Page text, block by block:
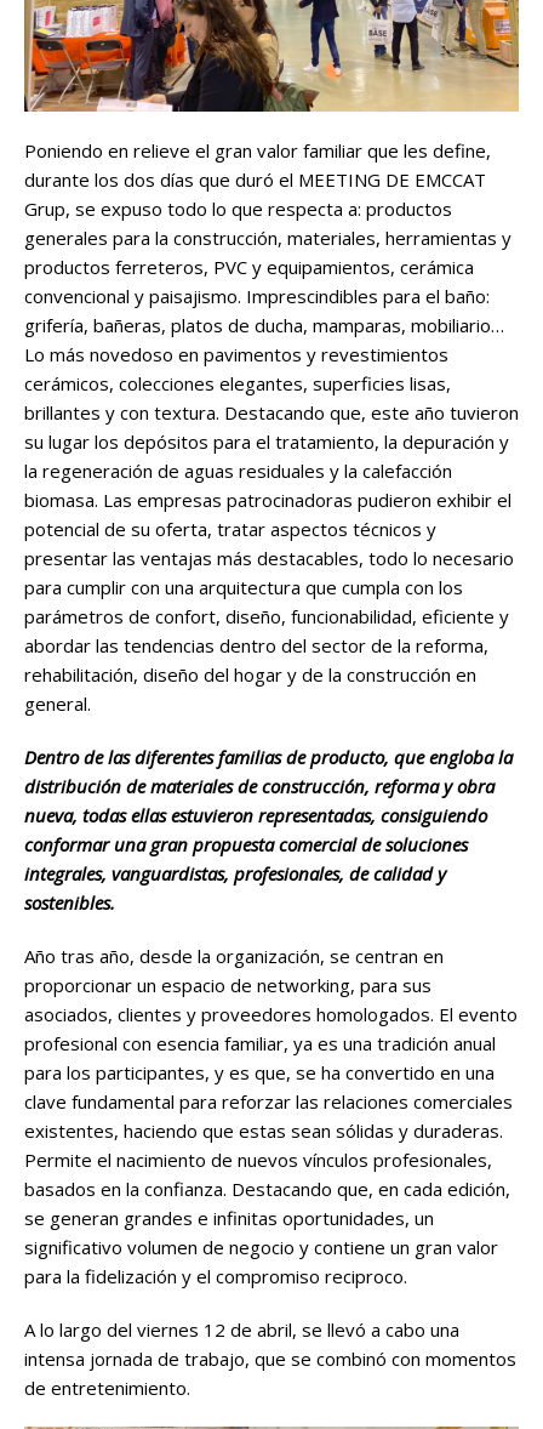
Poniendo en relieve el gran valor familiar que les define,
durante los dos días que duró el MEETING DE EMCCAT
Grup, se expuso todo lo que respecta a: productos
generales para la construcción, materiales, herramientas y
productos ferreteros, PVC y equipamientos, cerámica
convencional y paisajismo. Imprescindibles para el baño:
grifería, bañeras, platos de ducha, mamparas, mobiliario…
Lo más novedoso en pavimentos y revestimientos
cerámicos, colecciones elegantes, superficies lisas,
brillantes y con textura. Destacando que, este año tuvieron
su lugar los depósitos para el tratamiento, la depuración y
la regeneración de aguas residuales y la calefacción
biomasa. Las empresas patrocinadoras pudieron exhibir el
potencial de su oferta, tratar aspectos técnicos y
presentar las ventajas más destacables, todo lo necesario
para cumplir con una arquitectura que cumpla con los
parámetros de confort, diseño, funcionabilidad, eficiente y
abordar las tendencias dentro del sector de la reforma,
rehabilitación, diseño del hogar y de la construcción en
general.
Dentro de las diferentes familias de producto, que engloba la
distribución de materiales de construcción, reforma y obra
nueva, todas ellas estuvieron representadas, consiguiendo
conformar una gran propuesta comercial de soluciones
integrales, vanguardistas, profesionales, de calidad y
sostenibles.
Año tras año, desde la organización, se centran en
proporcionar un espacio de networking, para sus
asociados, clientes y proveedores homologados. El evento
profesional con esencia familiar, ya es una tradición anual
para los participantes, y es que, se ha convertido en una
clave fundamental para reforzar las relaciones comerciales
existentes, haciendo que estas sean sólidas y duraderas.
Permite el nacimiento de nuevos vínculos profesionales,
basados en la confianza. Destacando que, en cada edición,
se generan grandes e infinitas oportunidades, un
significativo volumen de negocio y contiene un gran valor
para la fidelización y el compromiso reciproco.
A lo largo del viernes 12 de abril, se llevó a cabo una
intensa jornada de trabajo, que se combinó con momentos
de entretenimiento.